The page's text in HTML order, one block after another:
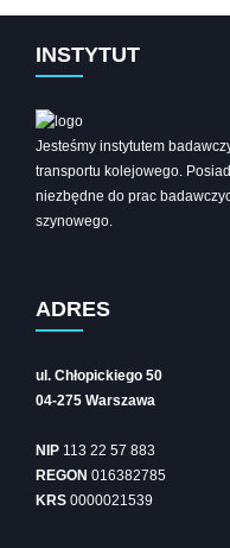
INSTYTUT
Jesteśmy instytutem
transportu kolejowego.
niezbędne do prac
szynowego.
ADRES
ul. Chłopickiego 50
04-275 Warszawa
NIP 113 22 57 883
REGON 016382785
KRS 0000021539